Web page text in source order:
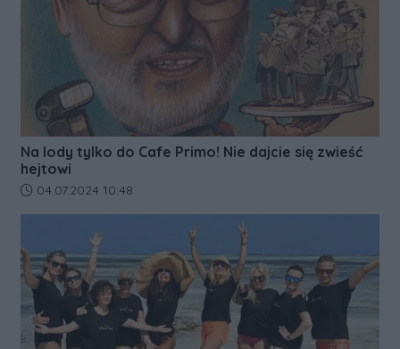
Na lody tylko do Cafe Primo! Nie dajcie się zwieść
hejtowi
Data dodania artykułu:
04.07.2024 10:48